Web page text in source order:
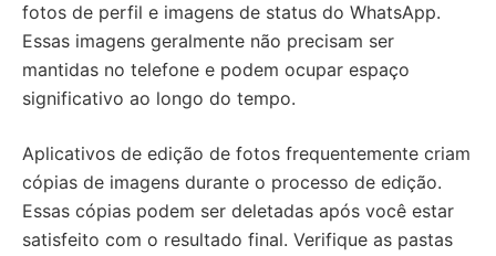
fotos de perfil e imagens de status do WhatsApp.
Essas imagens geralmente não precisam ser
mantidas no telefone e podem ocupar espaço
significativo ao longo do tempo.
Aplicativos de edição de fotos frequentemente criam
cópias de imagens durante o processo de edição.
Essas cópias podem ser deletadas após você estar
satisfeito com o resultado final. Verifique as pastas